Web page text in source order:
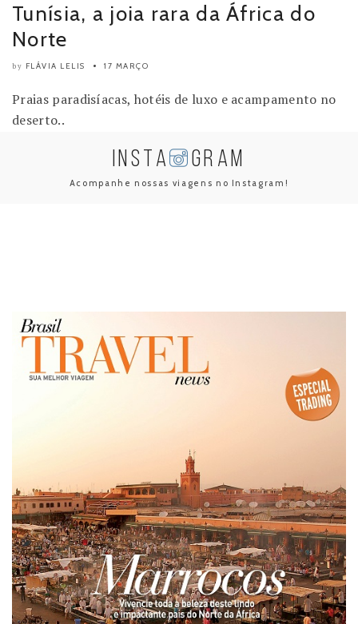
Tunísia, a joia rara da África do
Norte
by FLÁVIA LELIS 17 MARÇO
Praias paradisíacas, hotéis de luxo e acampamento no
deserto..
INSTA GRAM
Acompanhe nossas viagens no Instagram!